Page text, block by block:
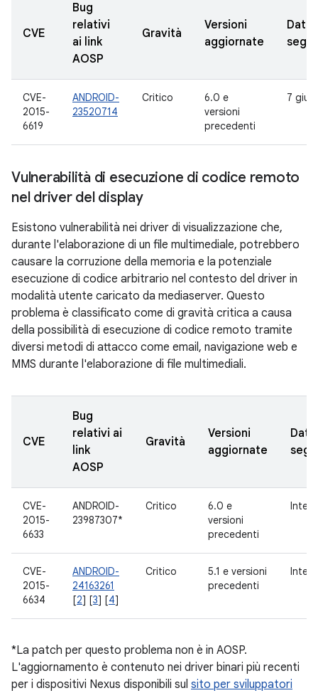
CVE
Bug
relativi
ai link
AOSP
Gravità
Versioni
aggiornate
Data
CVE-
2015-
6619
ANDROID-
23520714
Critico
6.0 e
versioni
precedenti
7
Vulnerabilità di esecuzione di codice remoto
nel driver del display
Esistono vulnerabilità nei driver di visualizzazione che,
durante l'elaborazione di un file multimediale, potrebbero
causare la corruzione della memoria e la potenziale
esecuzione di codice arbitrario nel contesto del driver in
modalità utente caricato da mediaserver. Questo
problema è classificato come di gravità critica a causa
della possibilità di esecuzione di codice remoto tramite
diversi metodi di attacco come email, navigazione web e
MMS durante l'elaborazione di file multimediali.
CVE
Bug
relativi ai
link
AOSP
Gravità
Versioni
aggiornate
Data
CVE-
2015-
6633
ANDROID-
23987307*
Critico
6.0 e
versioni
precedenti
CVE-
2015-
6634
ANDROID-
24163261
[2] [3] [4]
Critico
5.1 e versioni
precedenti
*La patch per questo problema non è in AOSP.
L'aggiornamento è contenuto nei driver binari più recenti
per i dispositivi Nexus disponibili sul sito per sviluppatori